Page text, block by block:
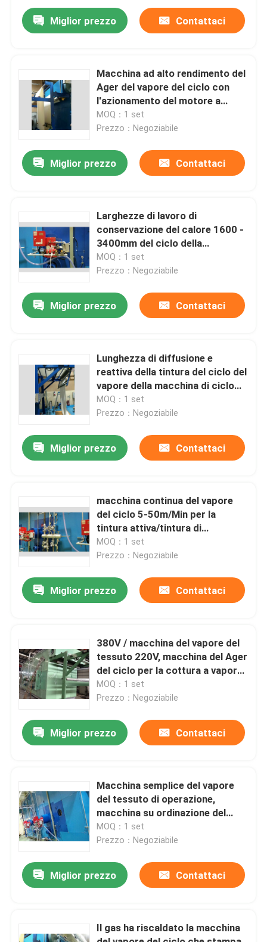
Casa
Circa noi
Controllo di qualità
notizie
Richieda una citazione
stenter della regolazione di calore
Miglior prezzo Contattaci
Macchina ad alto rendimento del
Ager del vapore del ciclo con
l'azionamento del motore a
corrente alternata/Schermo di
funzionamento dell'interfaccia
MOQ：1 set
Prezzo：Negoziabile
Miglior prezzo Contattaci
Larghezze di lavoro di
conservazione del calore 1600 -
3400mm del ciclo della
macchina intellettuale del vapore
MOQ：1 set
Prezzo：Negoziabile
Miglior prezzo Contattaci
Lunghezza di diffusione e
reattiva della tintura del ciclo del
vapore della macchina di ciclo
1.25-2.5 m.
MOQ：1 set
Prezzo：Negoziabile
Miglior prezzo Contattaci
macchina continua del vapore
del ciclo 5-50m/Min per la
tintura attiva/tintura di
diffusione
MOQ：1 set
Prezzo：Negoziabile
Miglior prezzo Contattaci
380V / macchina del vapore del
tessuto 220V, macchina del Ager
del ciclo per la cottura a vapore
di bassa temperatura
MOQ：1 set
Prezzo：Negoziabile
Miglior prezzo Contattaci
Macchina semplice del vapore
del tessuto di operazione,
macchina su ordinazione del
Ager del vapore nuovissima
MOQ：1 set
Prezzo：Negoziabile
Miglior prezzo Contattaci
Il gas ha riscaldato la macchina